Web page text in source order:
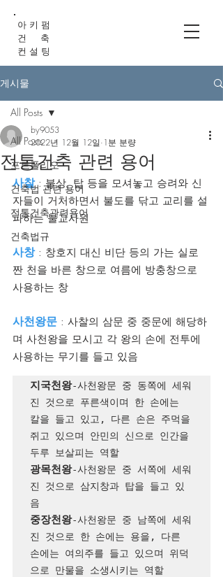
아 키 펌
건 축
컨 설 팅
게시물
All Posts
포트폴리오
건축법 관련 용어
전통건축관련용어
건축법규
All Posts
전통건축 관련 용어
by9053
2022년 12월 12일 1분 분량
사찰 : 불상, 탑 등을 모셔놓고 승려와 신
자들이 거처하면서 불도를 닦고 교리를 설
파하는 불교사원
사창 : 창호지 대신 비단 등의 가는 실로
짠 천을 바른 창으로 여름에 방충창으로
사용하는 창
사천왕문 : 사찰의 삼문 중 중문에 해당하
며 사천왕을 모시고 각 왕의 손에 전투에
사용하는 무기를 들고 있음
지국천왕-사천왕문 중 동쪽에 세워
진 것으로 푸른색이며 한 손에는
칼을 들고 있고, 다른 손은 주먹을
쥐고 있으며 안민의 신으로 인간을
광목천왕-사천왕문 중 서쪽에 세워
진 것으로 삼지창과 탑을 들고 있
중장천왕-사천왕문 중 남쪽에 세워
진 것으로 한 손에는 용을, 다른
손에는 여의주를 들고 있으며 위덕